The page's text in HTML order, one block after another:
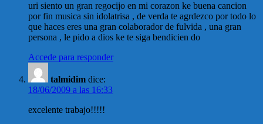
uri siento un gran regocijo en mi corazon ke buena cancion
por fin musica sin idolatrisa , de verda te agrdezco por todo lo
que haces eres una gran colaborador de fulvida , una gran
persona , le pido a dios ke te siga bendicien do
Accede para responder
talmidim dice:
18/06/2009 a las 16:33
excelente trabajo!!!!!